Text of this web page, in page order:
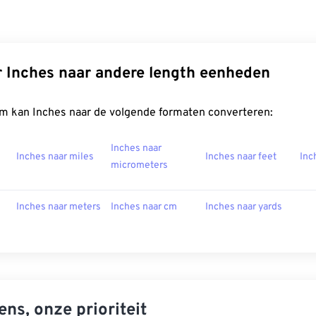
Inches naar andere length eenheden
kan Inches naar de volgende formaten converteren:
Inches naar miles
Inches naar
micrometers
Inches naar feet
Inches naar meters Inches naar cm Inches naar yards
onze prioriteit